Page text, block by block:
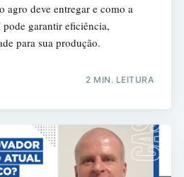
agro deve entregar e como a
garantir eficiência,
para sua produção.
2 MIN. LEITURA